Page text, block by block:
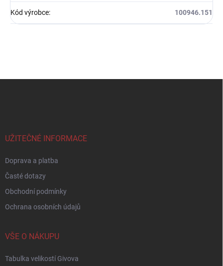
Kód výrobce: 100946.151
UŽITEČNÉ INFORMACE
Doprava a platba
Časté dotazy
Obchodní podmínky
Ochrana osobních údajů
VŠE O NÁKUPU
Tabulka velikostí Givova